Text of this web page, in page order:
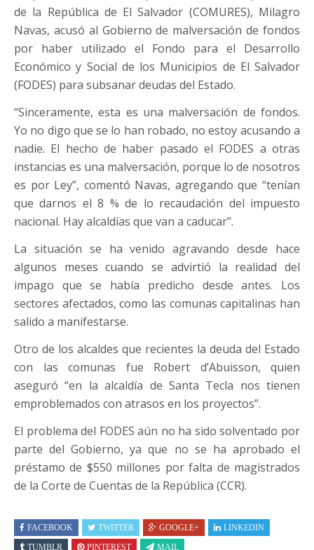
de la República de El Salvador (COMURES), Milagro
Navas, acusó al Gobierno de malversación de fondos
por haber utilizado el Fondo para el Desarrollo
Económico y Social de los Municipios de El Salvador
(FODES) para subsanar deudas del Estado.
“Sinceramente, esta es una malversación de fondos.
Yo no digo que se lo han robado, no estoy acusando a
nadie. El hecho de haber pasado el FODES a otras
instancias es una malversación, porque lo de nosotros
es por Ley”, comentó Navas, agregando que “tenían
que darnos el 8 % de lo recaudación del impuesto
nacional. Hay alcaldías que van a caducar”.
La situación se ha venido agravando desde hace
algunos meses cuando se advirtió la realidad del
impago que se había predicho desde antes. Los
sectores afectados, como las comunas capitalinas han
salido a manifestarse.
Otro de los alcaldes que recientes la deuda del Estado
con las comunas fue Robert d’Abuisson, quien
aseguró “en la alcaldía de Santa Tecla nos tienen
emproblemados con atrasos en los proyectos”.
El problema del FODES aún no ha sido solventado por
parte del Gobierno, ya que no se ha aprobado el
préstamo de $550 millones por falta de magistrados
de la Corte de Cuentas de la República (CCR).
FACEBOOK TWITTER GOOGLE+
LINKEDIN
TUMBLR
PINTEREST MAIL